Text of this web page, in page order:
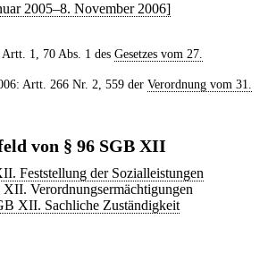
2005–8. November 2006]
1, 70 Abs. 1 des Gesetzes vom 27.
Artt. 266 Nr. 2, 559 der Verordnung vom 31.
von § 96 SGB XII
Feststellung der Sozialleistungen
Verordnungsermächtigungen
XII. Sachliche Zuständigkeit